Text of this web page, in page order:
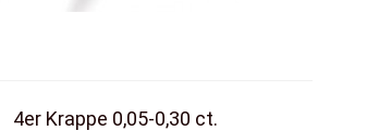
4er Krappe 0,05-0,30 ct.